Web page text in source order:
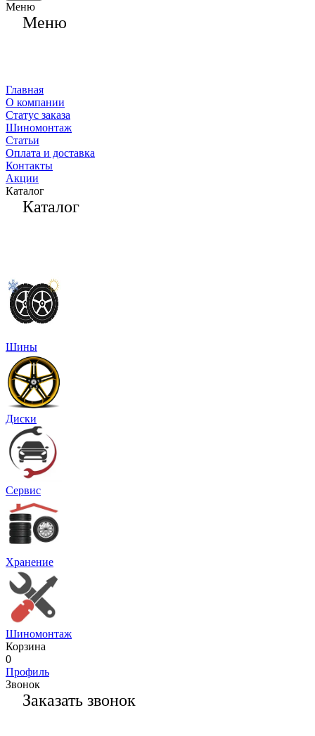
Меню
Меню
Главная
О компании
Статус заказа
Шиномонтаж
Статьи
Оплата и доставка
Контакты
Акции
Каталог
Каталог
Шины
Диски
Сервис
Хранение
Шиномонтаж
Корзина
0
Профиль
Звонок
Заказать звонок